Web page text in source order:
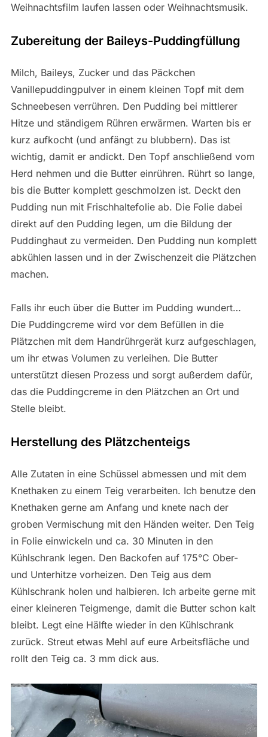
Weihnachtsfilm laufen lassen oder Weihnachtsmusik.
Zubereitung der Baileys-Puddingfüllung
Milch, Baileys, Zucker und das Päckchen
Vanillepuddingpulver in einem kleinen Topf mit dem
Schneebesen verrühren. Den Pudding bei mittlerer
Hitze und ständigem Rühren erwärmen. Warten bis er
kurz aufkocht (und anfängt zu blubbern). Das ist
wichtig, damit er andickt. Den Topf anschließend vom
Herd nehmen und die Butter einrühren. Rührt so lange,
bis die Butter komplett geschmolzen ist. Deckt den
Pudding nun mit Frischhaltefolie ab. Die Folie dabei
direkt auf den Pudding legen, um die Bildung der
Puddinghaut zu vermeiden. Den Pudding nun komplett
abkühlen lassen und in der Zwischenzeit die Plätzchen
machen.
Falls ihr euch über die Butter im Pudding wundert…
Die Puddingcreme wird vor dem Befüllen in die
Plätzchen mit dem Handrührgerät kurz aufgeschlagen,
um ihr etwas Volumen zu verleihen. Die Butter
unterstützt diesen Prozess und sorgt außerdem dafür,
das die Puddingcreme in den Plätzchen an Ort und
Stelle bleibt.
Herstellung des Plätzchenteigs
Alle Zutaten in eine Schüssel abmessen und mit dem
Knethaken zu einem Teig verarbeiten. Ich benutze den
Knethaken gerne am Anfang und knete nach der
groben Vermischung mit den Händen weiter. Den Teig
in Folie einwickeln und ca. 30 Minuten in den
Kühlschrank legen. Den Backofen auf 175°C Ober-
und Unterhitze vorheizen. Den Teig aus dem
Kühlschrank holen und halbieren. Ich arbeite gerne mit
einer kleineren Teigmenge, damit die Butter schon kalt
bleibt. Legt eine Hälfte wieder in den Kühlschrank
zurück. Streut etwas Mehl auf eure Arbeitsfläche und
rollt den Teig ca. 3 mm dick aus.